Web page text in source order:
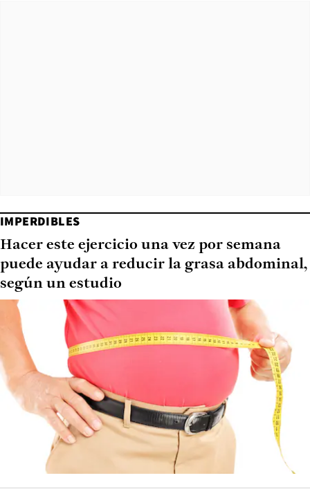
IMPERDIBLES
Hacer este ejercicio una vez por semana
puede ayudar a reducir la grasa abdominal,
según un estudio